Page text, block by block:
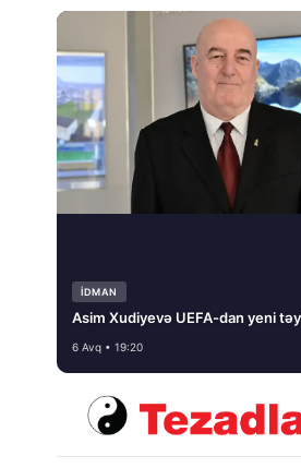
İDMAN
Asim Xudiyevə UEFA-dan yeni
6 Avq • 19:20